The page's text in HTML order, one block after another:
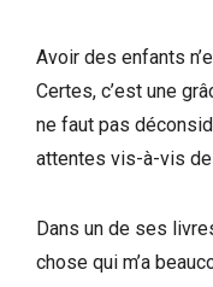
Avoir des enfants
Certes, c’est une
ne faut pas
attentes vis-à-vis
Dans un de ses
chose qui m’a